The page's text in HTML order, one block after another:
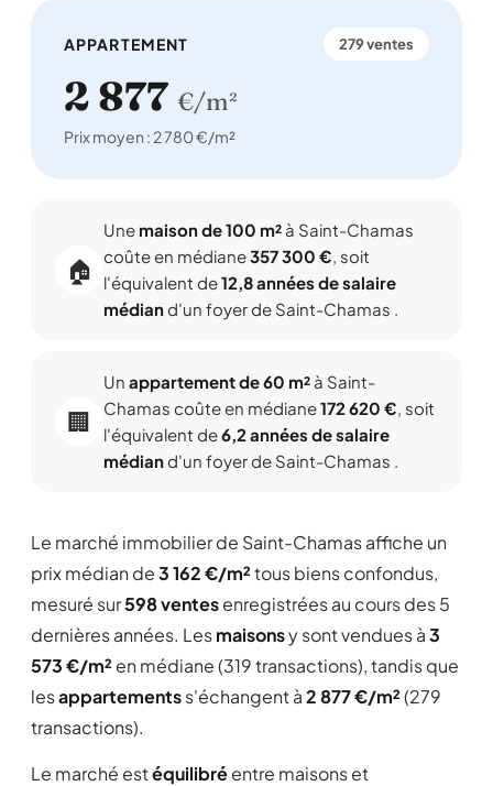
APPARTEMENT 279 ventes
2 877 €/m²
Prix moyen : 2 780 €/m²
🏠
Une maison de 100 m² à Saint-Chamas
coûte en médiane357 300 €, soit
l'équivalent de12,8 années de salaire
médiand'un foyer de Saint-Chamas .
🏢
Un appartement de 60 m² à Saint-
Chamas coûte en médiane172 620 €, soit
l'équivalent de6,2 années de salaire
médiand'un foyer de Saint-Chamas .
Le marché immobilier de Saint-Chamas affiche un
prix médian de3 162 €/m²tous biens confondus,
mesuré sur598 ventesenregistrées au cours des 5
dernières années. Lesmaisonsy sont vendues à3
573 €/m² en médiane (319 transactions), tandis que
lesappartementss'échangent à2 877 €/m²(279
transactions).
Le marché estéquilibréentre maisons et